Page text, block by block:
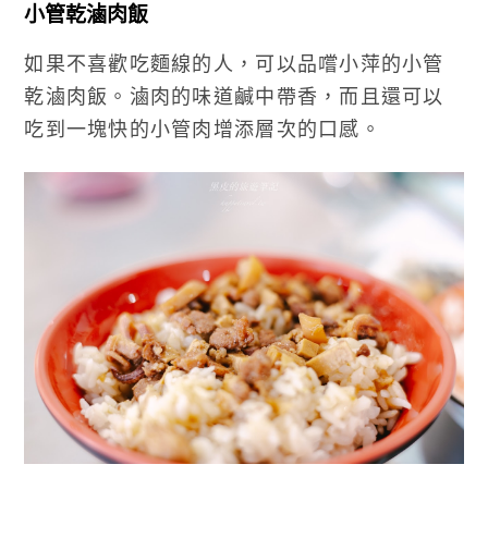
小管乾滷肉飯
如果不喜歡吃麵線的人，可以品嚐小萍的小管
乾滷肉飯。滷肉的味道鹹中帶香，而且還可以
吃到一塊快的小管肉增添層次的口感。